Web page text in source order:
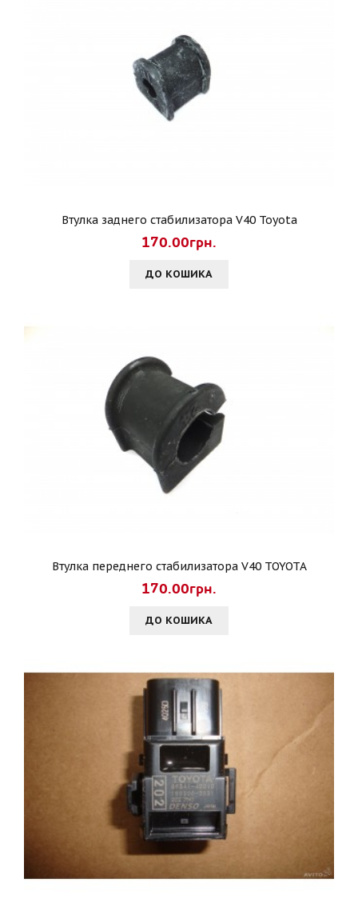
Втулка заднего стабилизатора V40 Toyota
170.00грн.
ДО КОШИКА
Втулка переднего стабилизатора V40 TOYOTA
170.00грн.
ДО КОШИКА